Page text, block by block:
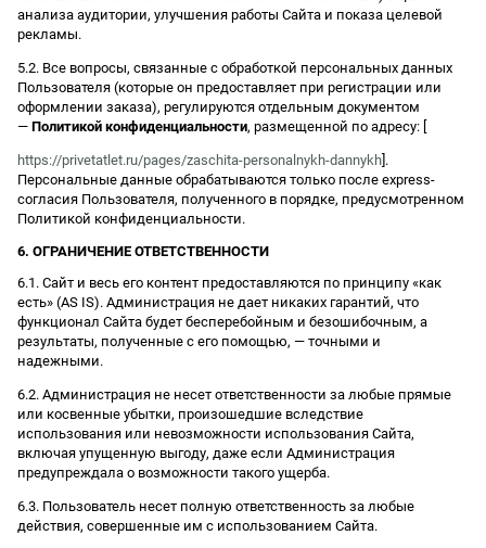
анализа аудитории, улучшения работы Сайта и показа целевой
рекламы.
5.2. Все вопросы, связанные с обработкой персональных данных
Пользователя (которые он предоставляет при регистрации или
оформлении заказа), регулируются отдельным документом
— Политикой конфиденциальности, размещенной по адресу: [
https://privetatlet.ru/pages/zaschita-personalnykh-dannykh ].
Персональные данные обрабатываются только после express-
согласия Пользователя, полученного в порядке, предусмотренном
Политикой конфиденциальности.
6. ОГРАНИЧЕНИЕ ОТВЕТСТВЕННОСТИ
6.1. Сайт и весь его контент предоставляются по принципу «как
есть» (AS IS). Администрация не дает никаких гарантий, что
функционал Сайта будет бесперебойным и безошибочным, а
результаты, полученные с его помощью, — точными и
надежными.
6.2. Администрация не несет ответственности за любые прямые
или косвенные убытки, произошедшие вследствие
использования или невозможности использования Сайта,
включая упущенную выгоду, даже если Администрация
предупреждала о возможности такого ущерба.
6.3. Пользователь несет полную ответственность за любые
действия, совершенные им с использованием Сайта.